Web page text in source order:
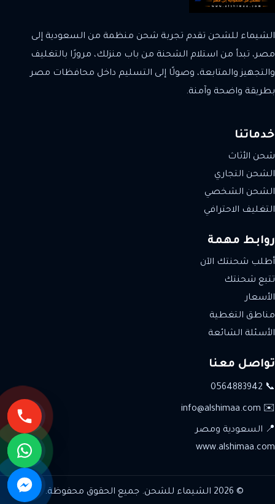
الشيماء للشحن تقدم تجربة شحن منظمة من السعودية إلى
مصر، تبدأ من استلام الشحنة من باب منزلك، مرورًا بالتغليف
والتجهيز والمتابعة، وصولًا إلى التسليم داخل محافظات مصر
بطريقة واضحة وآمنة.
خدماتنا
شحن الأثاث
الشحن التجاري
الشحن الشخصي
التغليف الاحترافي
روابط مهمة
أطلب شحنتك الآن
تتبع شحنتك
الأسعار
مناطق التغطية
الأسئلة الشائعة
تواصل معنا
📞 0564883942
✉️ info@alshimaa.com
📍 السعودية ومصر
www.alshimaa.com
© 2026 الشيماء للشحن. جميع الحقوق محفوظة.